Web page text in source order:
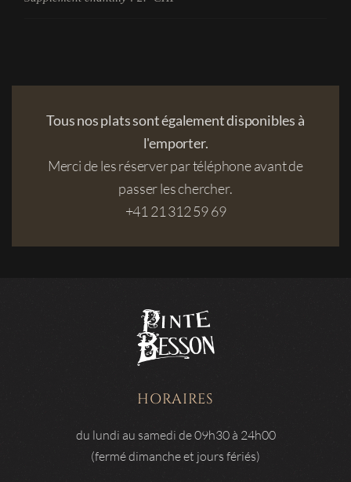
Tous nos plats sont également disponibles à
l'emporter.
Merci de les réserver par téléphone avant de
passer les chercher.
+41 21 312 59 69
HORAIRES
du lundi au samedi de 09h30 à 24h00
(fermé dimanche et jours fériés)